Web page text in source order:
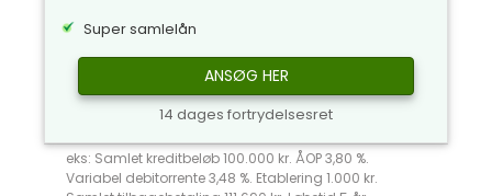
Super samlelån
ANSØG HER
14 dages fortrydelsesret
eks: Samlet kreditbeløb 100.000 kr. ÅOP 3,80 %.
Variabel debitorrente 3,48 %. Etablering 1.000 kr.